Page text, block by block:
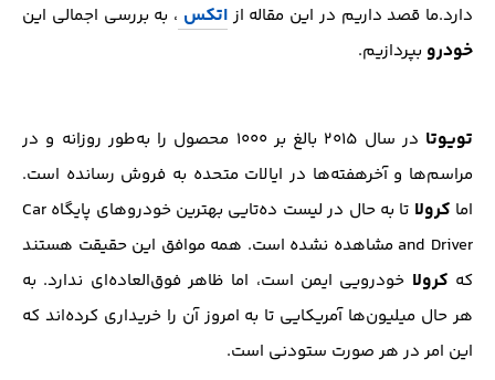
دارد.ما قصد داریم در این مقاله ازاتکس ، به بررسی اجمالی این
خودرو بپردازیم.
تویوتا
در سال ۲۰۱۵ بالغ بر ۱۰۰۰ محصول را به‌طور روزانه و در
مراسم‌ها و آخرهفته‌ها در ایالات متحده به فروش رسانده است.
اما کرولا
تا به‌ حال در لیست ده‌تایی بهترین خودروهای پایگاه Car
and Driver مشاهده نشده است. همه موافق این حقیقت هستند
که کرولا خودرویی ایمن است، اما ظاهر فوق‌العاده‌ای ندارد. به‌
هر حال میلیون‌ها آمریکایی تا به امروز آن را خریداری کرده‌اند که
این امر در هر صورت ستودنی است.